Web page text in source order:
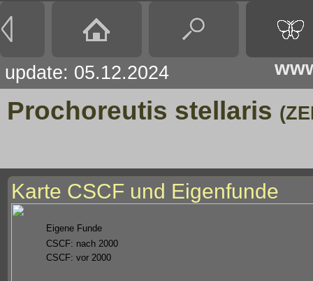
update: 05.12.2024
Prochoreutis stellaris
Karte CSCF und Eigenfunde
Eigene Funde
CSCF: nach 2000
CSCF: vor 2000